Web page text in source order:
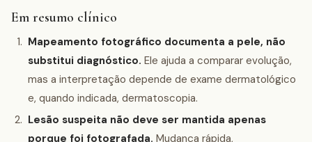
Em resumo clínico
Mapeamento fotográfico documenta a pele, não
substitui diagnóstico. Ele ajuda a comparar evolução,
mas a interpretação depende de exame dermatológico
e, quando indicada, dermatoscopia.
Lesão suspeita não deve ser mantida apenas
porque foi fotografada. Mudança rápida,